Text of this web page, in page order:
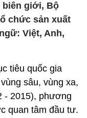
giới, Bộ
chức sản xuất
Việt, Anh,
tiêu quốc gia
sâu, vùng xa,
- 2015), phương
quan tâm đầu tư.